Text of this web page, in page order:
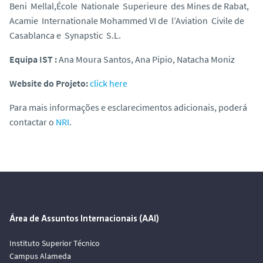
Beni Mellal,École Nationale Superieure des Mines de Rabat,
Acamie Internationale Mohammed VI de l’Aviation Civile de
Casablanca e Synapstic S.L.
Equipa IST :Ana Moura Santos, Ana Pipio, Natacha Moniz
Website do Projeto:click here
Para mais informações e esclarecimentos adicionais, poderá
contactar o NRI.
Área de Assuntos Internacionais (AAI)
Instituto Superior Técnico
Campus Alameda